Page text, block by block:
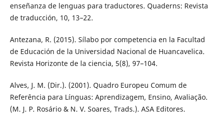
enseñanza de lenguas para traductores. Quaderns: Revista
de traducción, 10, 13–22.
Antezana, R. (2015). Sílabo por competencia en la Facultad
de Educación de la Universidad Nacional de Huancavelica.
Revista Horizonte de la ciencia, 5(8), 97–104.
Alves, J. M. (Dir.). (2001). Quadro Europeu Comum de
Referência para Línguas: Aprendizagem, Ensino, Avaliação.
(M. J. P. Rosário & N. V. Soares, Trads.). ASA Editores.